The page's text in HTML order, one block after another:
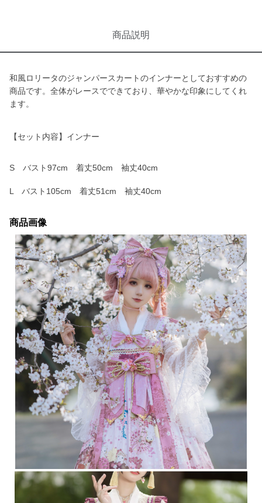
商品説明
和風ロリータのジャンパースカートのインナーとしておすすめの
商品です。全体がレースでできており、華やかな印象にしてくれ
ます。
【セット内容】インナー
S バスト97cm 着丈50cm 袖丈40cm
L バスト105cm 着丈51cm 袖丈40cm
商品画像